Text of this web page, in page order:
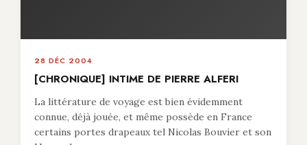
28 DÉC 2004
[CHRONIQUE] INTIME DE PIERRE ALFERI
La littérature de voyage est bien évidemment
connue, déjà jouée, et même possède en France
certains portes drapeaux tel Nicolas Bouvier et son